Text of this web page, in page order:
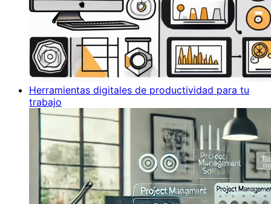
Herramientas digitales de productividad para tu
trabajo